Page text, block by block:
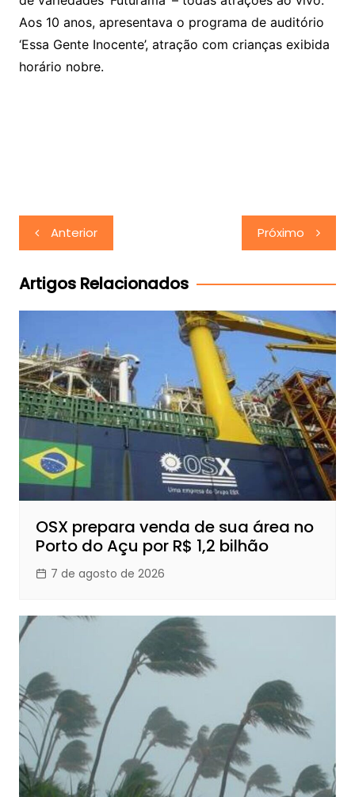
Aos 10 anos, apresentava o programa de auditório
‘Essa Gente Inocente’, atração com crianças exibida
horário nobre.
Navegação
de
Post
Anterior Próximo
Artigos Relacionados
OSX prepara venda de sua área no
Porto do Açu por R$ 1,2 bilhão
7 de agosto de 2026